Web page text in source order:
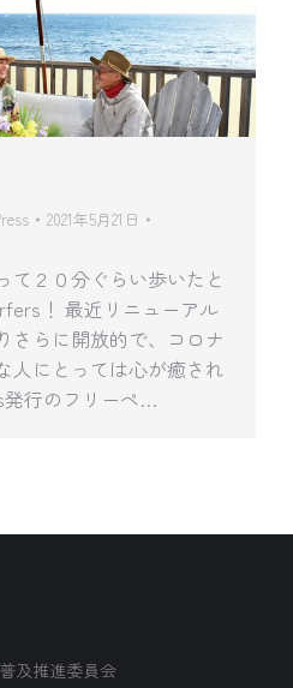
2021年5月21日
て２０分ぐらい歩いたと
！ 最近リニューアル
さらに開放的で、コロナ
人にとっては心が癒され
発行のフリーペ…
及推進委員会